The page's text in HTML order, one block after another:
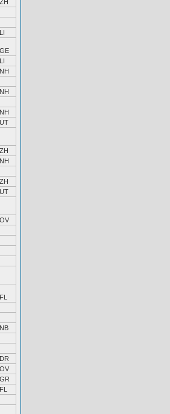
ZH
LI
GE
LI
NH
NH
NH
UT
ZH
NH
ZH
UT
OV
FL
NB
DR
OV
GR
FL